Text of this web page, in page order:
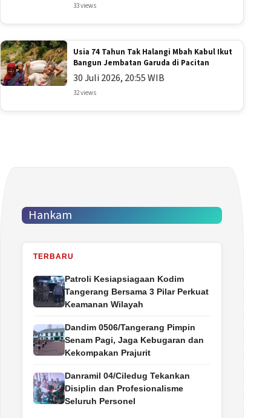
33 views
Usia 74 Tahun Tak Halangi Mbah Kabul Ikut
Bangun Jembatan Garuda di Pacitan
30 Juli 2026, 20:55 WIB
32 views
Hankam
TERBARU
Patroli Kesiapsiagaan Kodim
Tangerang Bersama 3 Pilar Perkuat
Keamanan Wilayah
Dandim 0506/Tangerang Pimpin
Senam Pagi, Jaga Kebugaran dan
Kekompakan Prajurit
Danramil 04/Ciledug Tekankan
Disiplin dan Profesionalisme
Seluruh Personel